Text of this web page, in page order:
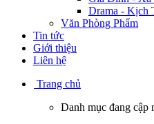
Drama - Kịch
Văn Phòng Phẩm
Tin tức
Giới thiệu
Liên hệ
Trang chủ
Danh mục đang cập